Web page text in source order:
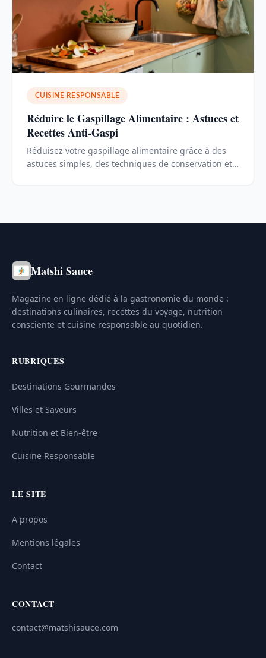
CUISINE RESPONSABLE
Réduire le Gaspillage Alimentaire : Astuces et
Recettes Anti-Gaspi
Réduisez votre gaspillage alimentaire grâce à des
astuces simples, des techniques de conservation et
Matshi Sauce
Magazine en ligne dédié à la gastronomie du monde :
destinations culinaires, recettes du voyage, nutrition
consciente et cuisine responsable au quotidien.
RUBRIQUES
Destinations Gourmandes
Villes et Saveurs
Nutrition et Bien-être
Cuisine Responsable
LE SITE
A propos
Mentions légales
Contact
CONTACT
contact@matshisauce.com